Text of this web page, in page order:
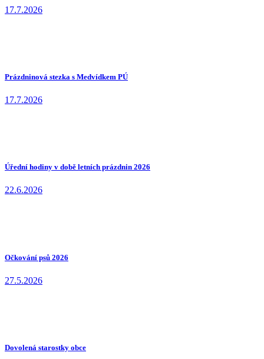
17.7.2026
Prázdninová stezka s Medvídkem PÚ
17.7.2026
Úřední hodiny v době letních prázdnin 2026
22.6.2026
Očkování psů 2026
27.5.2026
Dovolená starostky obce